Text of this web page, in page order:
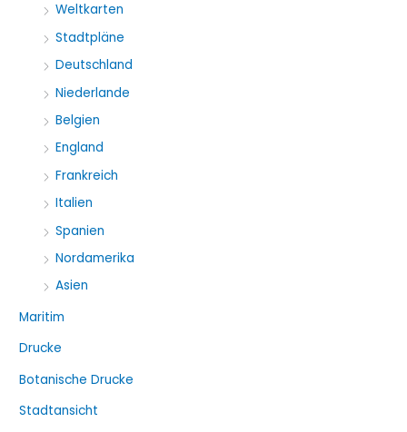
Weltkarten
Stadtpläne
Deutschland
Niederlande
Belgien
England
Frankreich
Italien
Spanien
Nordamerika
Asien
Maritim
Drucke
Botanische Drucke
Stadtansicht